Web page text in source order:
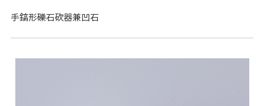
手鎬形礫石砍器兼凹石